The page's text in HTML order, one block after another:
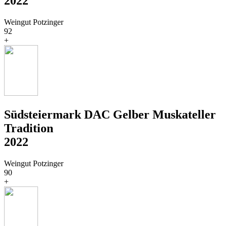
Weingut Potzinger
92
+
Südsteiermark DAC Gelber Muskateller
Tradition
2022
Weingut Potzinger
90
+